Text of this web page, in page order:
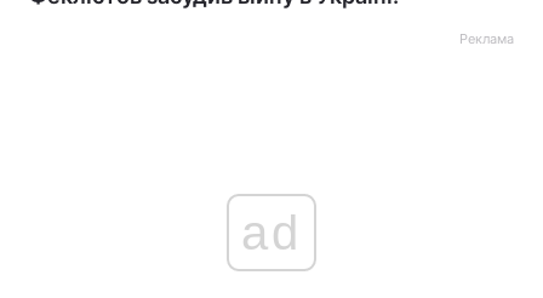
Реклама
ad